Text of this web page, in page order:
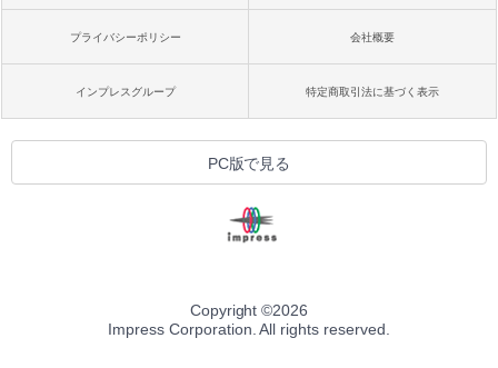
プライバシーポリシー 会社概要
インプレスグループ 特定商取引法に基づく表示
PC版で見る
Copyright ©2026
Impress Corporation. All rights reserved.